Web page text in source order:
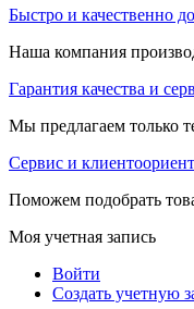
Быстро и качественно
Наша компания
Гарантия качества и
Мы предлагаем только
Сервис и
Поможем подобрать
Моя учетная запись
Войти
Создать учетную